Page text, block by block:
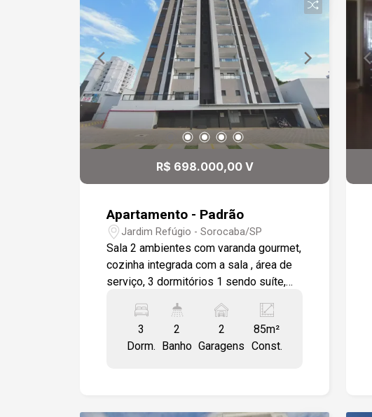
R$ 698.000,00 V
Apartamento - Padrão
Jardim Refúgio - Sorocaba/SP
Sala 2 ambientes com varanda gourmet,
cozinha integrada com a sala , área de
serviço, 3 dormitórios 1 sendo suíte,
frias em porcelanato, revestimentos em
porcelanato, dormitórios em laminado
de madeira, estrutura pronta para as
3
Dorm.
2
Banho
2
Garagens
85m²
Const.